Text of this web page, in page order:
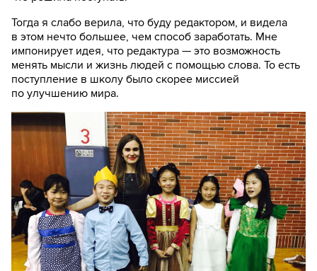
Тогда я слабо верила, что буду редактором, и видела
в этом нечто большее, чем способ заработать. Мне
импонирует идея, что редактура — это возможность
менять мысли и жизнь людей с помощью слова. То есть
поступление в школу было скорее миссией
по улучшению мира.